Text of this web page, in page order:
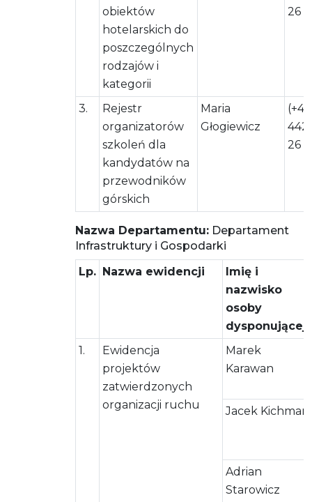
obiektów
hotelarskich do
poszczególnych
rodzajów i
kategorii
26
3.
Rejestr
organizatorów
szkoleń dla
kandydatów na
przewodników
górskich
Maria
Głogiewicz
442
26
Nazwa Departamentu: Departament
Infrastruktury i Gospodarki
Lp. Nazwa ewidencji
Imię i
nazwisko
osoby
dysponującej
1.
Ewidencja
projektów
zatwierdzonych
organizacji ruchu
Marek
Karawan
Jacek Kichman
Adrian
Starowicz